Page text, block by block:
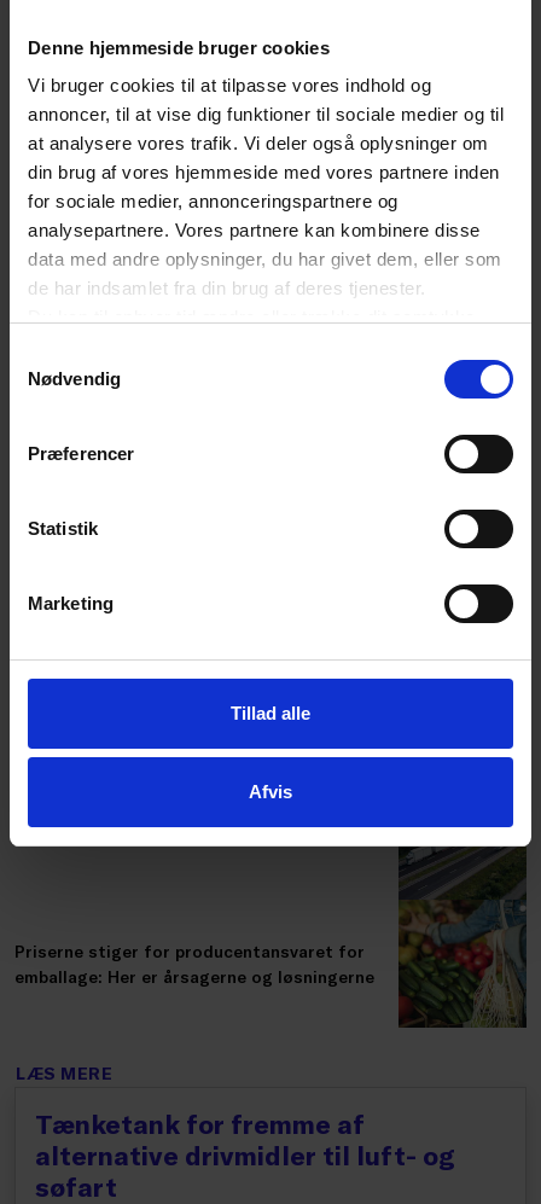
Denne hjemmeside bruger cookies
Vi bruger cookies til at tilpasse vores indhold og
annoncer, til at vise dig funktioner til sociale medier og til
at analysere vores trafik. Vi deler også oplysninger om
din brug af vores hjemmeside med vores partnere inden
for sociale medier, annonceringspartnere og
analysepartnere. Vores partnere kan kombinere disse
data med andre oplysninger, du har givet dem, eller som
de har indsamlet fra din brug af deres tjenester.
hjørne på websitet.
Nødvendig
Præferencer
Statistik
Marketing
Tillad alle
Afvis
Med tænketanken ønsker Dansk Erhverv at skabe
et forum, hvor relevante aktører kan bidrage med
viden, erfaringer og nuancer til arbejdet med at
fremme alternative drivmidler
til luft- og søfarten.”
Læs mere om tænketanken nedenfor.
have styr på
internationale robusthed og agilitet
Priserne stiger for producentansvaret for
emballage: Her er årsagerne og løsningerne
LÆS MERE
Tænketank for fremme af
alternative drivmidler til luft- og
søfart